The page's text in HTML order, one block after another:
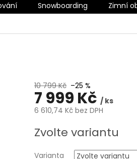
Snowboarding Zimní
10 799 Kč –25 %
7 999 Kč / ks
6 610,74 Kč bez DPH
cena:
Zvolte variantu
Varianta